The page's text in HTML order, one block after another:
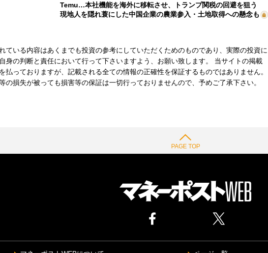
Temu…本社機能を海外に移転させ、トランプ関税の回避を狙う
現地人を隠れ蓑にした中国企業の農業参入・土地取得への懸念も
ている内容はあくまでも投資の参考にしていただくためのものであり、実際の投資に
身の判断と責任において行って下さいますよう、お願い致します。 当サイトの掲載
払っておりますが、記載される全ての情報の正確性を保証するものではありません。
の損失が被っても損害等の保証は一切行っておりませんので、予めご了承下さい。
PAGE TOP